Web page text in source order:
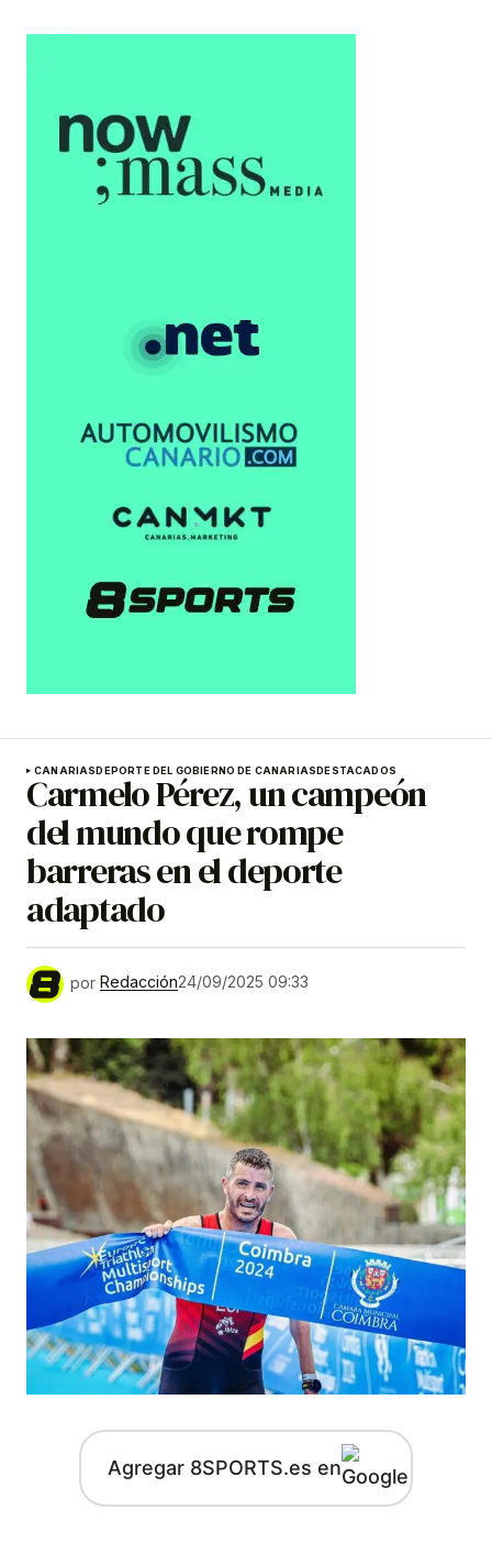
CANARIASDEPORTE DEL GOBIERNO DE CANARIASDESTACADOS
Carmelo Pérez, un campeón
del mundo que rompe
barreras en el deporte
adaptado
por Redacción24/09/2025 09:33
Agregar 8SPORTS.es en